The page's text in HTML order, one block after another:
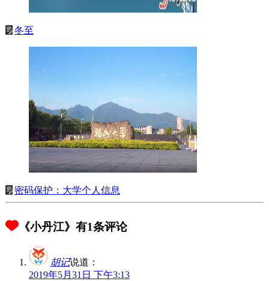
《小丹江》有1条评论
胡记说道：
2019年5月31日 下午3:13
冬至
密码保护：大学个人信息